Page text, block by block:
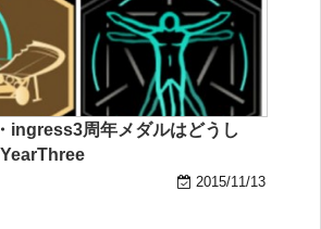
ingress3周年メダルはどうし
2015/11/13